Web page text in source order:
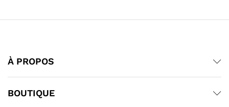
À PROPOS
BOUTIQUE